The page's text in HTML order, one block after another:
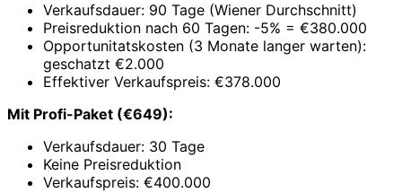
Verkaufsdauer: 90 Tage (Wiener Durchschnitt)
Preisreduktion nach 60 Tagen: -5% = €380.000
Opportunitatskosten (3 Monate langer warten):
geschatzt €2.000
Effektiver Verkaufspreis: €378.000
Mit Profi-Paket (€649):
Verkaufsdauer: 30 Tage
Keine Preisreduktion
Verkaufspreis: €400.000